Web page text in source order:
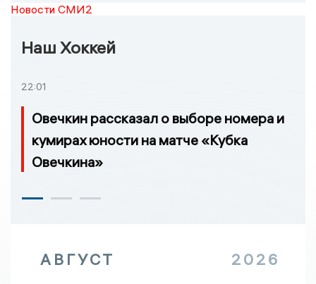
Новости СМИ2
Наш Хоккей
22:01
Овечкин рассказал о выборе номера и
кумирах юности на матче «Кубка
Овечкина»
АВГУСТ 2026